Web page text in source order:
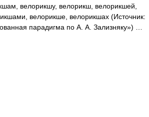
велорикшу, велорикш, велорикшей,
велорикше, велорикшах (Источник:
парадигма по А. А. Зализняку») …